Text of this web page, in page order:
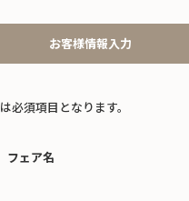
お客様情報入力
は必須項目となります。
フェア名